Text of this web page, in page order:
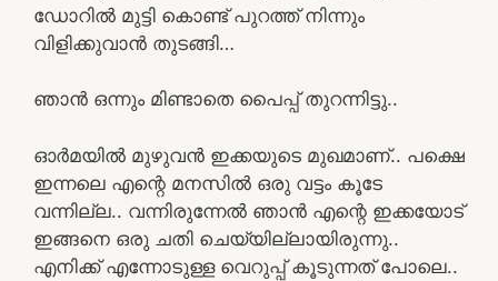
ഡോറിൽ മുട്ടി കൊണ്ട് പുറത്ത് നിന്നും
വിളിക്കുവാൻ തുടങ്ങി…
ഞാൻ ഒന്നും മിണ്ടാതെ പൈപ്പ് തുറന്നിട്ടു..
ഓർമയിൽ മുഴുവൻ ഇക്കയുടെ മുഖമാണ്.. പക്ഷെ
ഇന്നലെ എന്റെ മനസിൽ ഒരു വട്ടം കൂടേ
വന്നില്ല.. വന്നിരുന്നേൽ ഞാൻ എന്റെ ഇക്കയോട്
ഇങ്ങനെ ഒരു ചതി ചെയ്യില്ലായിരുന്നു..
എനിക്ക് എന്നോടുള്ള വെറുപ്പ് കൂടുന്നത് പോലെ..